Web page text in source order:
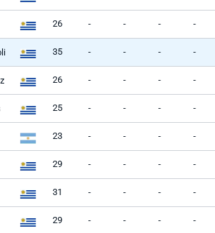
26 - - - -
35 - - - -
26 - - - -
25 - - - -
23 - - - -
29 - - - -
31 - - - -
29 - - - -